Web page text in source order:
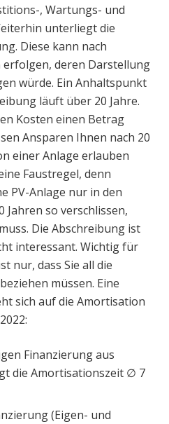
, Wartungs- und
unterliegt die
Diese kann nach
erfolgen, deren Darstellung
würde. Ein Anhaltspunkt
läuft über 20 Jahre.
Kosten einen Betrag
Ansparen Ihnen nach 20
einer Anlage erlauben
Faustregel, denn
PV-Anlage nur in den
Jahren so verschlissen,
Die Abschreibung ist
interessant. Wichtig für
nur, dass Sie all die
müssen. Eine
sich auf die Amortisation
Finanzierung aus
die Amortisationszeit ∅ 7
(Eigen- und